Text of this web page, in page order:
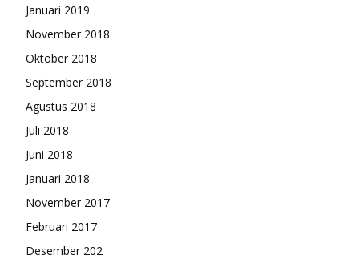
Januari 2019
November 2018
Oktober 2018
September 2018
Agustus 2018
Juli 2018
Juni 2018
Januari 2018
November 2017
Februari 2017
Desember 202